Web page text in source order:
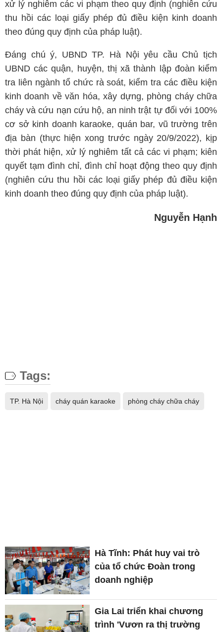
xử lý nghiêm các vi phạm theo quy định (nghiên cứu
thu hồi các loại giấy phép đủ điều kiện kinh doanh
theo đúng quy định của pháp luật).
Đáng chú ý, UBND TP. Hà Nội yêu cầu Chủ tịch
UBND các quận, huyện, thị xã thành lập đoàn kiểm
tra liên ngành tổ chức rà soát, kiểm tra các điều kiện
kinh doanh về văn hóa, xây dựng, phòng cháy chữa
cháy và cứu nạn cứu hộ, an ninh trật tự đối với 100%
cơ sở kinh doanh karaoke, quán bar, vũ trường trên
địa bàn (thực hiện xong trước ngày 20/9/2022), kịp
thời phát hiện, xử lý nghiêm tất cả các vi phạm; kiên
quyết tạm đình chỉ, đình chỉ hoạt động theo quy định
(nghiên cứu thu hồi các loại giấy phép đủ điều kiện
kinh doanh theo đúng quy định của pháp luật).
Nguyễn Hạnh
Tags:
TP. Hà Nội cháy quán karaoke phòng cháy chữa cháy
Hà Tĩnh: Phát huy vai trò
của tổ chức Đoàn trong
doanh nghiệp
Gia Lai triển khai chương
trình 'Vươn ra thị trường